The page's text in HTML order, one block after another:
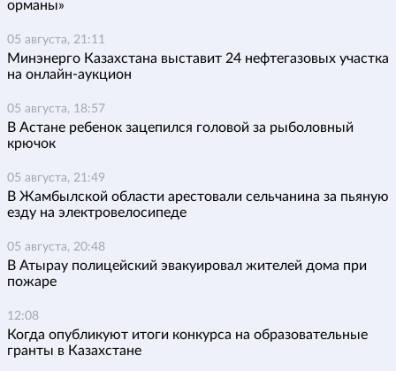
орманы»
05 августа, 21:11
Минэнерго Казахстана выставит 24 нефтегазовых участка
на онлайн-аукцион
05 августа, 18:57
В Астане ребенок зацепился головой за рыболовный
крючок
05 августа, 21:49
В Жамбылской области арестовали сельчанина за пьяную
езду на электровелосипеде
05 августа, 20:48
В Атырау полицейский эвакуировал жителей дома при
пожаре
12:08
Когда опубликуют итоги конкурса на образовательные
гранты в Казахстане